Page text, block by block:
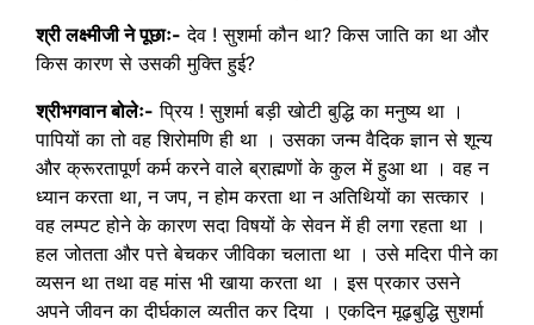
श्री लक्ष्मीजी ने पूछाः- देव ! सुशर्मा कौन था? किस जाति का था और
किस कारण से उसकी मुक्ति हुई?
श्रीभगवान बोलेः- प्रिय ! सुशर्मा बड़ी खोटी बुद्धि का मनुष्य था ।
पापियों का तो वह शिरोमणि ही था । उसका जन्म वैदिक ज्ञान से शून्य
और क्रूरतापूर्ण कर्म करने वाले ब्राह्मणों के कुल में हुआ था । वह न
ध्यान करता था, न जप, न होम करता था न अतिथियों का सत्कार ।
वह लम्पट होने के कारण सदा विषयों के सेवन में ही लगा रहता था ।
हल जोतता और पत्ते बेचकर जीविका चलाता था । उसे मदिरा पीने का
व्यसन था तथा वह मांस भी खाया करता था । इस प्रकार उसने
अपने जीवन का दीर्घकाल व्यतीत कर दिया । एकदिन मूढ़बुद्धि सुशर्मा